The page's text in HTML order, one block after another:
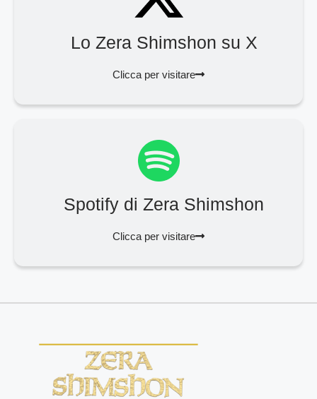
Lo Zera Shimshon su X
Clicca per visitare
Spotify di Zera Shimshon
Clicca per visitare